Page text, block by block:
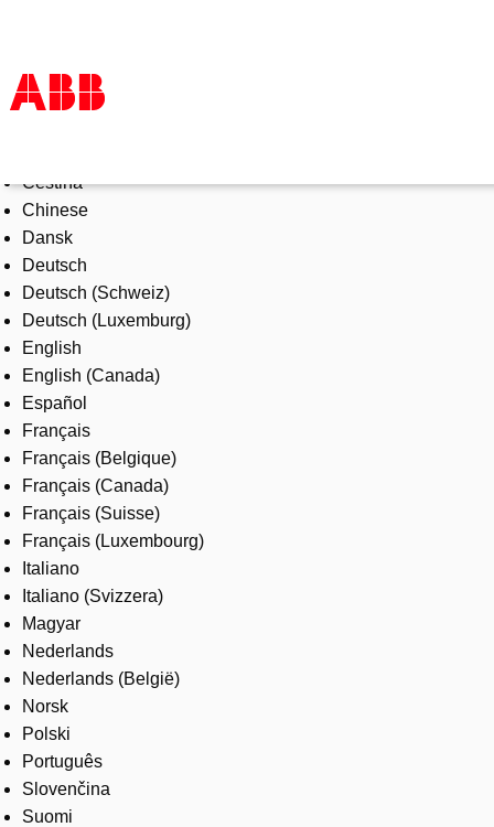
Products & Solutions
Industries
Services
About us
Where to buy
Contact us
Careers
Čeština
Chinese
Dansk
Deutsch
Deutsch (Schweiz)
Deutsch (Luxemburg)
English
English (Canada)
Español
Français
Français (Belgique)
Français (Canada)
Français (Suisse)
Français (Luxembourg)
Italiano
Italiano (Svizzera)
Magyar
Nederlands
Nederlands (België)
Norsk
Polski
Português
Slovenčina
Suomi